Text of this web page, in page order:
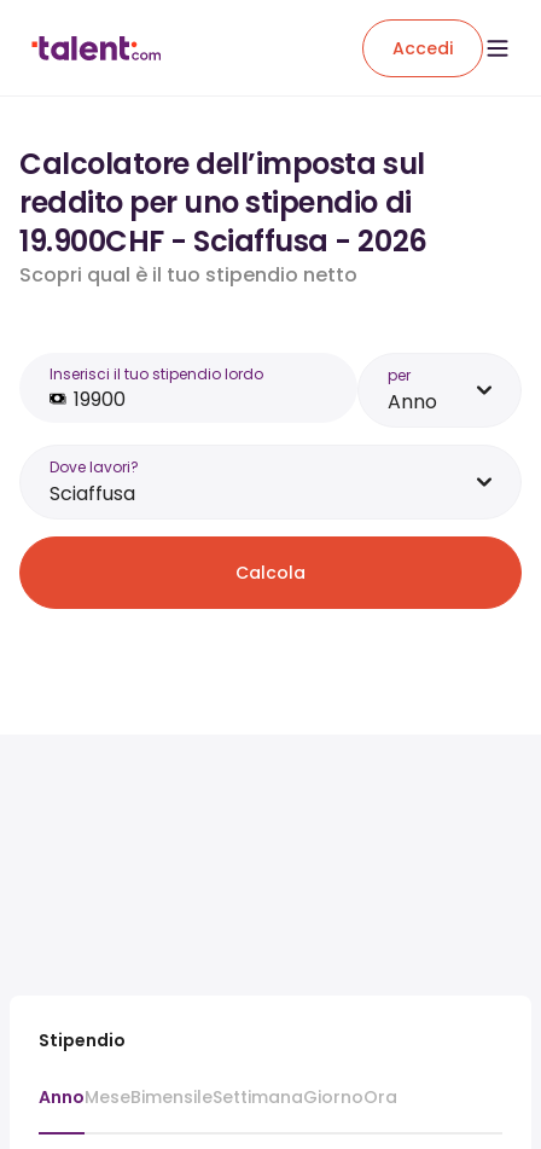
Accedi
Calcolatore dell’imposta sul
reddito per uno stipendio di
19.900CHF - Sciaffusa - 2026
Scopri qual è il tuo stipendio netto
Inserisci il tuo stipendio lordo per
Anno
Dove lavori?
Sciaffusa
Calcola
Stipendio
AnnoMeseBimensileSettimanaGiornoOra